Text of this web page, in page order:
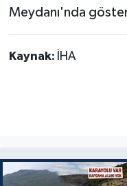
Meydanı'nda
Kaynak: İHA